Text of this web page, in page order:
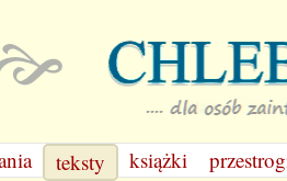
teksty książki